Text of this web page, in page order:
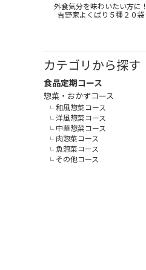
外食気分を味わいたい方に！
吉野家よくばり５種２０袋
カテゴリから探す
食品定期コース
惣菜・おかずコース
和風惣菜コース
洋風惣菜コース
中華惣菜コース
肉惣菜コース
魚惣菜コース
その他コース